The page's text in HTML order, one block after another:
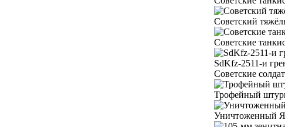
Советский
Советские
SdKfz-2511-и
Советские
Трофейный
Уничтоженный